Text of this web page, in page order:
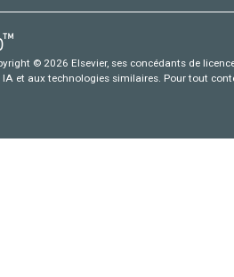
© 2026 Elsevier, ses concédants de
et aux technologies similaires. Pour tout